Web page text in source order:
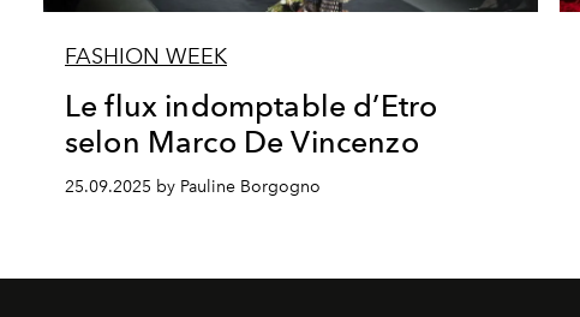
FASHION WEEK
Le flux indomptable d’Etro
selon Marco De Vincenzo
25.09.2025 by Pauline Borgogno